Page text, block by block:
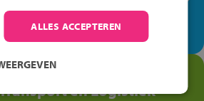
op de winkelvloer, waar elke dag
anders is!
talent in de
en Logistiek
ALLES ACCEPTEREN